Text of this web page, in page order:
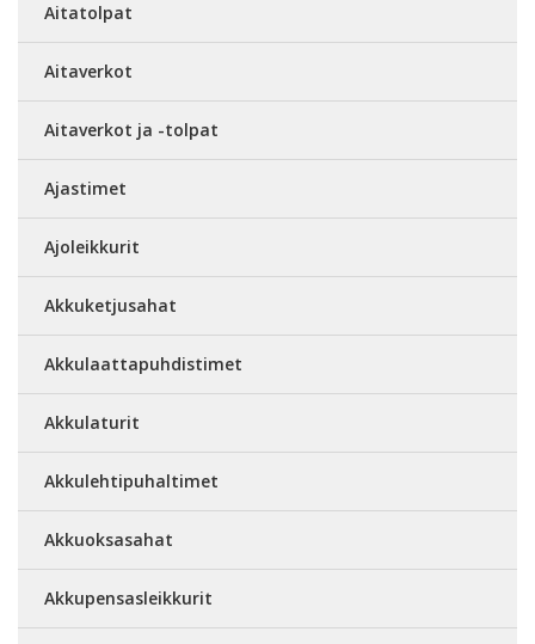
Aitatolpat
Aitaverkot
Aitaverkot ja -tolpat
Ajastimet
Ajoleikkurit
Akkuketjusahat
Akkulaattapuhdistimet
Akkulaturit
Akkulehtipuhaltimet
Akkuoksasahat
Akkupensasleikkurit